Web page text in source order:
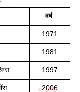
वर्ष
1971
1981
1997
2006